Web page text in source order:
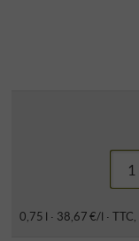
0,75 l · 38,67 €/l · TTC